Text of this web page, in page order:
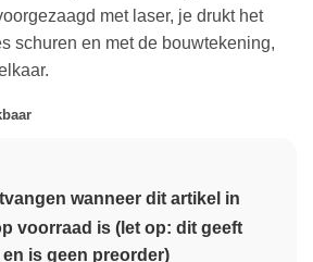
met laser, je drukt het
schuren en met de bouwtekening,
wanneer dit artikel in
voorraad is (let op: dit geeft
is geen preorder)